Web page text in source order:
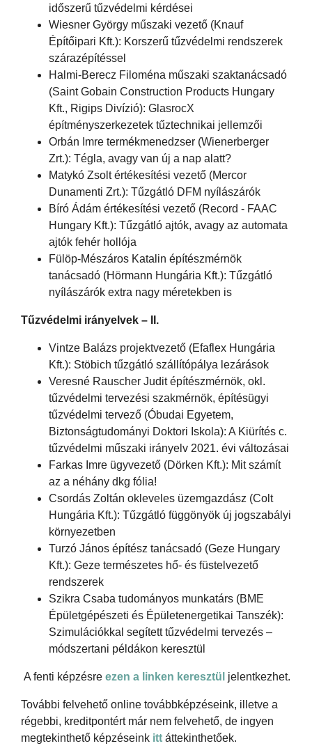
időszerű tűzvédelmi kérdései
Wiesner György műszaki vezető (Knauf
Építőipari Kft.): Korszerű tűzvédelmi rendszerek
szárazépítéssel
Halmi-Berecz Filoména műszaki szaktanácsadó
(Saint Gobain Construction Products Hungary
Kft., Rigips Divízió): GlasrocX
építményszerkezetek tűztechnikai jellemzői
Orbán Imre termékmenedzser (Wienerberger
Zrt.): Tégla, avagy van új a nap alatt?
Matykó Zsolt értékesítési vezető (Mercor
Dunamenti Zrt.): Tűzgátló DFM nyílászárók
Bíró Ádám értékesítési vezető (Record - FAAC
Hungary Kft.): Tűzgátló ajtók, avagy az automata
ajtók fehér hollója
Fülöp-Mészáros Katalin építészmérnök
tanácsadó (Hörmann Hungária Kft.): Tűzgátló
nyílászárók extra nagy méretekben is
Tűzvédelmi irányelvek – II.
Vintze Balázs projektvezető (Efaflex Hungária
Kft.): Stöbich tűzgátló szállítópálya lezárások
Veresné Rauscher Judit építészmérnök, okl.
tűzvédelmi tervezési szakmérnök, építésügyi
tűzvédelmi tervező (Óbudai Egyetem,
Biztonságtudományi Doktori Iskola): A Kiürítés c.
tűzvédelmi műszaki irányelv 2021. évi változásai
Farkas Imre ügyvezető (Dörken Kft.): Mit számít
az a néhány dkg fólia!
Csordás Zoltán okleveles üzemgazdász (Colt
Hungária Kft.): Tűzgátló függönyök új jogszabályi
környezetben
Turzó János építész tanácsadó (Geze Hungary
Kft.): Geze természetes hő- és füstelvezető
rendszerek
Szikra Csaba tudományos munkatárs (BME
Épületgépészeti és Épületenergetikai Tanszék):
Szimulációkkal segített tűzvédelmi tervezés –
módszertani példákon keresztül
A fenti képzésre ezen a linken keresztül jelentkezhet.
További felvehető online továbbképzéseink, illetve a
régebbi, kreditpontért már nem felvehető, de ingyen
megtekinthető képzéseink itt áttekinthetőek.